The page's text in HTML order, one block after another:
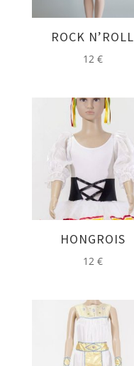
ROCK N’ROLL
12 €
HONGROIS
12 €